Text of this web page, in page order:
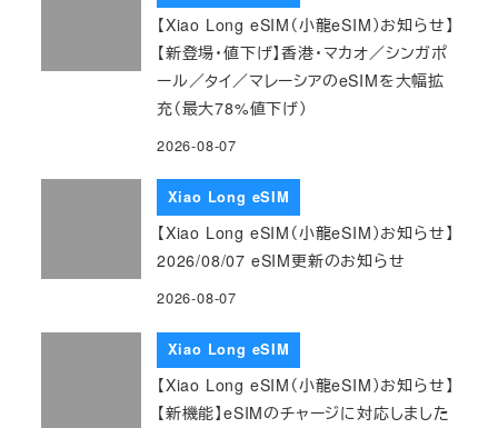
【Xiao Long eSIM（小龍eSIM）お知らせ】
【新登場・値下げ】香港・マカオ／シンガポ
ール／タイ／マレーシアのeSIMを大幅拡
充（最大78%値下げ）
2026-08-07
Xiao Long eSIM
【Xiao Long eSIM（小龍eSIM）お知らせ】
2026/08/07 eSIM更新のお知らせ
2026-08-07
Xiao Long eSIM
【Xiao Long eSIM（小龍eSIM）お知らせ】
【新機能】eSIMのチャージに対応しました